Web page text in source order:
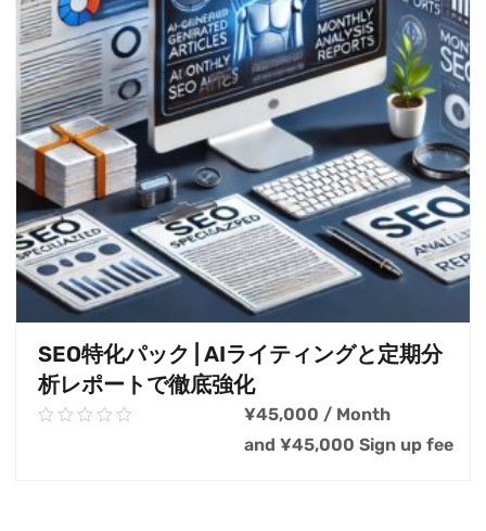
SEO特化パック | AIライティングと定期分
析レポートで徹底強化
0.00
¥45,000 / Month
and ¥45,000 Sign up fee